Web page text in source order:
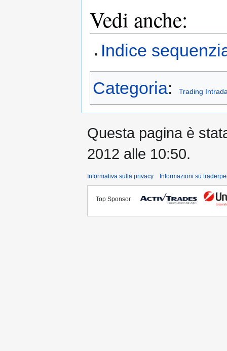
Vedi anche:
Indice
Categoria: Trading
Questa pagina è
2012 alle 10:50.
Informativa sulla privacy Informazioni su
Top Sponsor